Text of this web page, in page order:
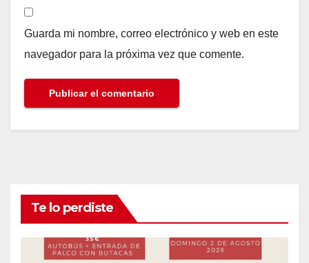
Guarda mi nombre, correo electrónico y web en este
navegador para la próxima vez que comente.
Te lo perdiste